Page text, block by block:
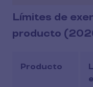
Límites de
producto
Producto